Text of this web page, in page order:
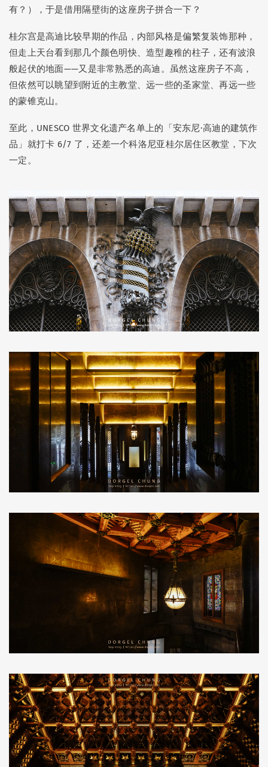
有？），于是借用隔壁街的这座房子拼合一下？
桂尔宫是高迪比较早期的作品，内部风格是偏繁复装饰那种，
但走上天台看到那几个颜色明快、造型趣稚的柱子，还有波浪
般起伏的地面——又是非常熟悉的高迪。虽然这座房子不高，
但依然可以眺望到附近的主教堂、远一些的圣家堂、再远一些
的蒙锥克山。
至此，UNESCO 世界文化遗产名单上的「安东尼·高迪的建筑作
品」就打卡 6/7 了，还差一个科洛尼亚桂尔居住区教堂，下次
一定。